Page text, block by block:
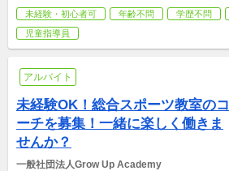
未経験・初心者可 年齢不問 学歴不問
児童指導員
アルバイト
未経験OK！総合スポーツ教室のコ
ーチを募集！一緒に楽しく働きま
せんか？
一般社団法人Grow Up Academy